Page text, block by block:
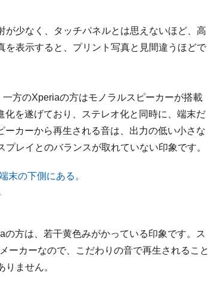
が少なく、タッチパネルとは思えないほど、高
を表示すると、プリント写真と見間違うほどで
方のXperiaの方はモノラルスピーカーが搭載
を遂げており、ステレオ化と同時に、端末だ
カーから再生される音は、出力の低い小さな
レイとのバランスが取れていない印象です。
方は、若干黄色みがかっている印象です。ス
ーカーなので、こだわりの音で再生されること
ません。